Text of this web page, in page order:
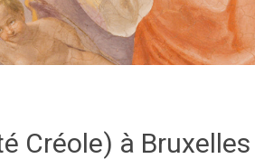
Créole) à Bruxelles